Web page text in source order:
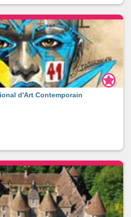
d'Art Contemporain